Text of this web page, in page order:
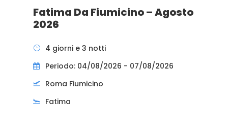
Fatima Da Fiumicino – Agosto
2026
4 giorni e 3 notti
Periodo: 04/08/2026 - 07/08/2026
Roma Fiumicino
Fatima